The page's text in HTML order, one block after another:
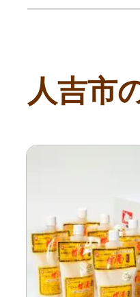
副業・
個人事
ふるさと
人吉市